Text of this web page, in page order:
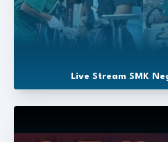
Live Stream SMK